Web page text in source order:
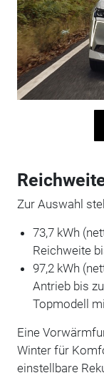
Zur Auswahl
73,7 kWh
Reichweite
97,2 kWh
Antrieb bis
Topmodell
Eine
Winter für
einstellbare